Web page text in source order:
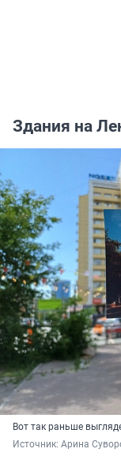
Здания на
Вот так раньше
Источник: Арина